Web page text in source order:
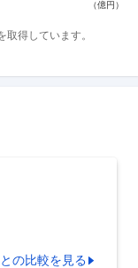
得しています。
との比較を見る